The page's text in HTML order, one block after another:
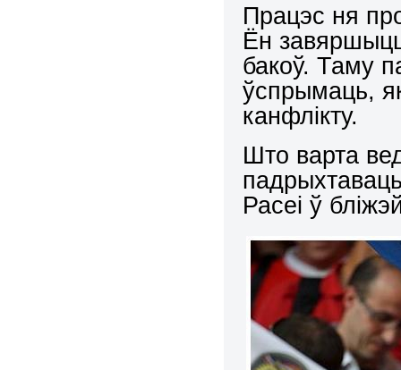
Працэс ня
Ён
бакоў. Таму
ўспрымаць,
канфлікту.
Што варта
Расеі ў